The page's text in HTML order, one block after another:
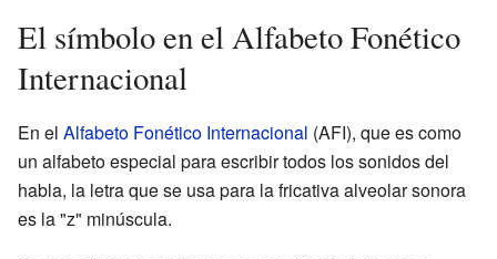
El símbolo en el Alfabeto Fonético
Internacional
En el Alfabeto Fonético Internacional (AFI), que es como
un alfabeto especial para escribir todos los sonidos del
habla, la letra que se usa para la fricativa alveolar sonora
es la "z" minúscula.